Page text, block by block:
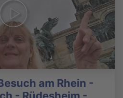
am Rhein -